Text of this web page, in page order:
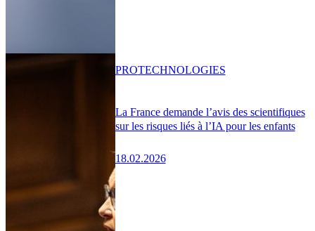
La France demande l’avis des scientifiques
sur les risques liés à l’IA pour les enfants
18.02.2026
PROTECHNOLOGIES